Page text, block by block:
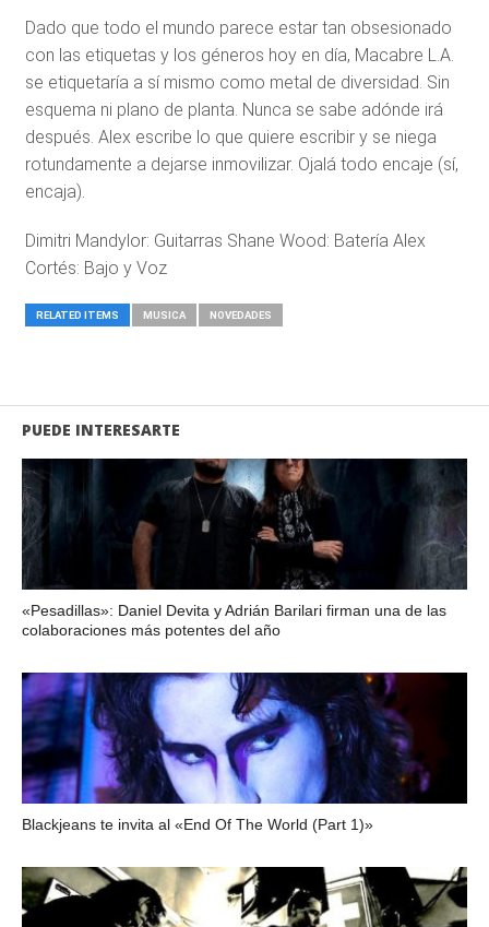
Dado que todo el mundo parece estar tan obsesionado
con las etiquetas y los géneros hoy en día, Macabre L.A.
se etiquetaría a sí mismo como metal de diversidad. Sin
esquema ni plano de planta. Nunca se sabe adónde irá
después. Alex escribe lo que quiere escribir y se niega
rotundamente a dejarse inmovilizar. Ojalá todo encaje (sí,
encaja).
Dimitri Mandylor: Guitarras Shane Wood: Batería Alex
Cortés: Bajo y Voz
RELATED ITEMS MUSICA NOVEDADES
PUEDE INTERESARTE
«Pesadillas»: Daniel Devita y Adrián Barilari firman una de las
colaboraciones más potentes del año
Blackjeans te invita al «End Of The World (Part 1)»